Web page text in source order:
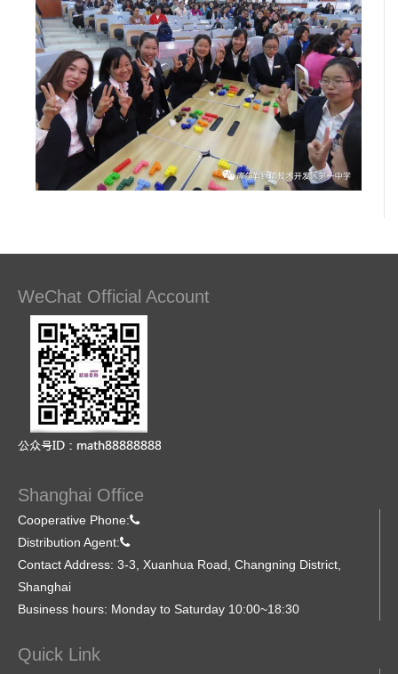
WeChat Official Account
Shanghai Office
Cooperative Phone:
Distribution Agent:
Contact Address: 3-3, Xuanhua Road, Changning District,
Shanghai
Business hours: Monday to Saturday 10:00~18:30
Quick Link